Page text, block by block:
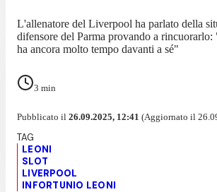
L'allenatore del Liverpool ha parlato della
difensore del Parma provando a
ha ancora molto tempo davanti a sé"
3 min
Pubblicato il 26.09.2025, 12:41 (Aggiornato il
LEONI
SLOT
LIVERPOOL
INFORTUNIO LEONI